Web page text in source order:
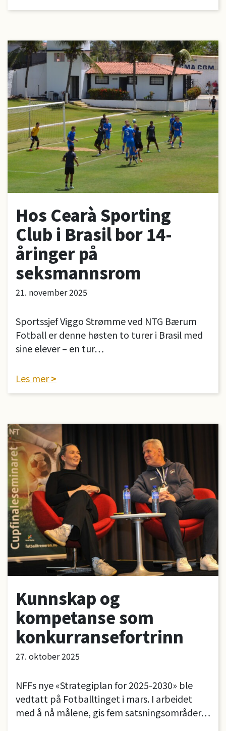
21. november 2025
Hos Cearà Sporting
Club i Brasil bor 14-
åringer på
seksmannsrom
Sportssjef Viggo Strømme ved NTG Bærum
Fotball er denne høsten to turer i Brasil med
sine elever – en tur…
Les mer
27. oktober 2025
Kunnskap og
kompetanse som
konkurransefortrinn
NFFs nye «Strategiplan for 2025-2030» ble
vedtatt på Fotballtinget i mars. I arbeidet
med å nå målene, gis fem satsningsområder…